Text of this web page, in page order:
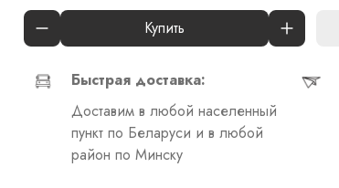
Купить
Быстрая доставка:
Доставим в любой населенный
пункт по Беларуси и в любой
район по Минску